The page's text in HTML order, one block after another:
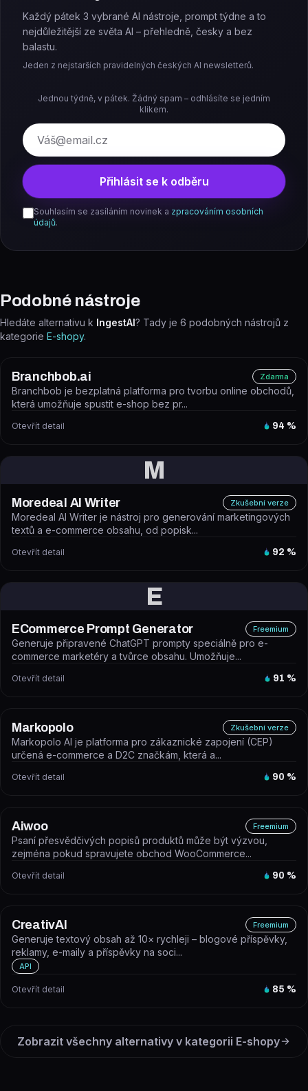
Každý pátek 3 vybrané AI nástroje, prompt týdne a to
nejdůležitější ze světa AI – přehledně, česky a bez
balastu.
Jeden z nejstarších pravidelných českých AI newsletterů.
Jednou týdně, v pátek. Žádný spam – odhlásíte se jedním
klikem.
E-mail
Přihlásit se k odběru
Souhlasím se zasíláním novinek a zpracováním osobních
údajů.
Podobné nástroje
Hledáte alternativu k IngestAI? Tady je 6 podobných nástrojů z
kategorie E-shopy.
Branchbob.ai Zdarma
Branchbob je bezplatná platforma pro tvorbu online obchodů,
která umožňuje spustit e-shop bez pr...
Otevřít detail 94 %
M
Moredeal AI Writer Zkušební verze
Moredeal AI Writer je nástroj pro generování marketingových
textů a e-commerce obsahu, od popisk...
Otevřít detail 92 %
E
ECommerce Prompt Generator Freemium
Generuje připravené ChatGPT prompty speciálně pro e-
commerce marketéry a tvůrce obsahu. Umožňuje...
Otevřít detail 91 %
Markopolo Zkušební verze
Markopolo AI je platforma pro zákaznické zapojení (CEP)
určená e-commerce a D2C značkám, která a...
Otevřít detail 90 %
Aiwoo Freemium
Psaní přesvědčivých popisů produktů může být výzvou,
zejména pokud spravujete obchod WooCommerce...
Otevřít detail 90 %
CreativAI Freemium
Generuje textový obsah až 10× rychleji – blogové příspěvky,
reklamy, e-maily a příspěvky na soci...
API
Otevřít detail 85 %
Zobrazit všechny alternativy v kategorii E-shopy